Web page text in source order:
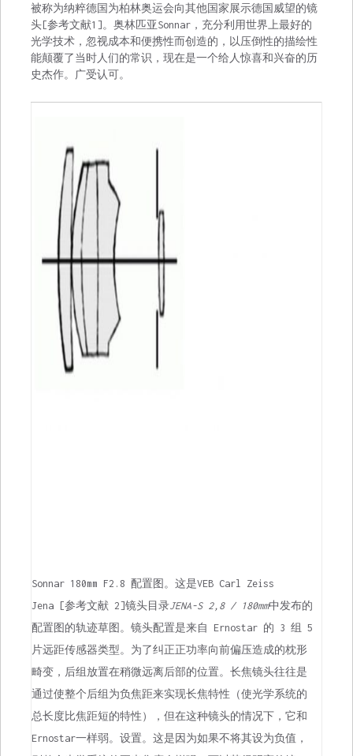
被称为纳粹德国为柏林奥运会向其他国家展示德国威望的镜
头[参考文献1]。奥林匹亚Sonnar，充分利用世界上最好的
光学技术，忽视成本和便携性而创造的，以压倒性的描绘性
能颠覆了当时人们的常识，现在是一个给人惊喜和兴奋的历
史杰作。广受认可。
Sonnar 180mm F2.8 配置图。这是VEB Carl Zeiss
Jena [参考文献 2]镜头目录JENA-S 2,8 / 180mm中发布的
配置图的轨迹草图。镜头配置是来自 Ernostar 的 3 组 5
片远距传感器类型。为了纠正正功率向前偏压造成的枕形
畸变，后组放置在稍微远离后部的位置。长焦镜头往往是
通过使整个后组为负焦距来实现长焦特性（使光学系统的
总长度比焦距短的特性），但在这种镜头的情况下，它和
Ernostar一样弱。设置。这是因为如果不将其设为负值，